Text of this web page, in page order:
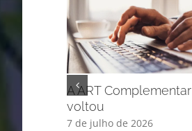
A ART Complementar
voltou
7 de julho de 2026